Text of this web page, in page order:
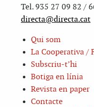
Tel. 935 27 09 82 /
directa@directa.cat
Qui som
La Cooperativa /
Subscriu-t’hi
Botiga en línia
Revista en paper
Contacte